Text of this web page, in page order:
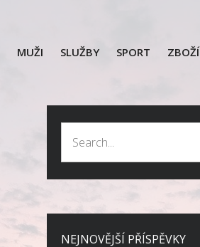
MUŽI SLUŽBY SPORT ZBOŽÍ
Search
for:
NEJNOVĚJŠÍ PŘÍSPĚVKY